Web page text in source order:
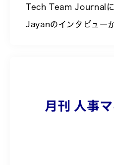
Tech Team Journal
Jayanのインタビュー